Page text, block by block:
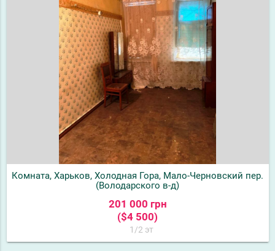
Комната, Харьков, Холодная Гора, Мало-Черновский пер.
(Володарского в-д)
201 000 грн
($4 500)
1/2 эт